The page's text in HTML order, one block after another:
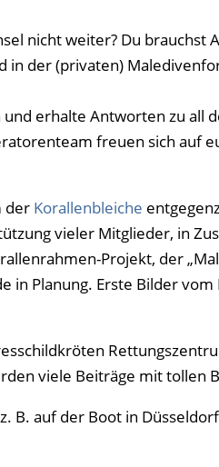
nicht weiter? Du brauchst
in der (privaten)
erhalte Antworten zu all
freuen sich auf
der Korallenbleiche
vieler Mitglieder, in
Projekt, der
in Planung. Erste Bilder
viele Beiträge mit tollen
auf der Boot in